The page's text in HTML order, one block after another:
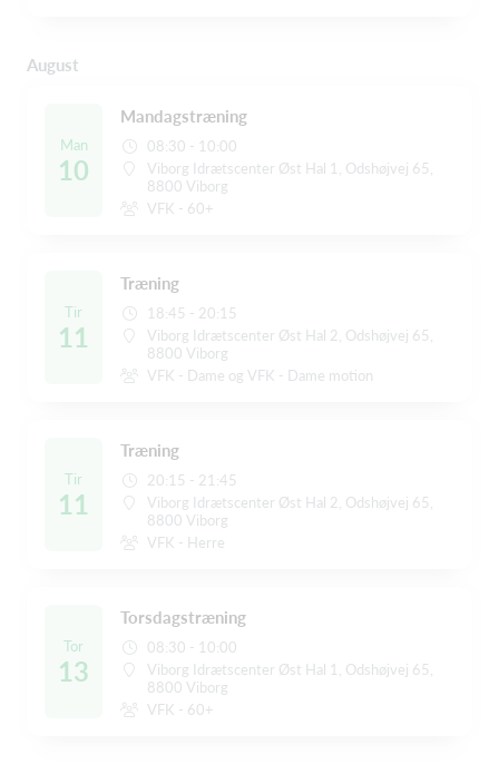
August
Man
10
Mandagstræning
08:30 - 10:00
Viborg Idrætscenter Øst Hal 1, Odshøjvej 65,
8800 Viborg
VFK - 60+
Tir
11
Træning
18:45 - 20:15
Viborg Idrætscenter Øst Hal 2, Odshøjvej 65,
8800 Viborg
VFK - Dame og VFK - Dame motion
Tir
11
Træning
20:15 - 21:45
Viborg Idrætscenter Øst Hal 2, Odshøjvej 65,
8800 Viborg
VFK - Herre
Tor
13
Torsdagstræning
08:30 - 10:00
Viborg Idrætscenter Øst Hal 1, Odshøjvej 65,
8800 Viborg
VFK - 60+